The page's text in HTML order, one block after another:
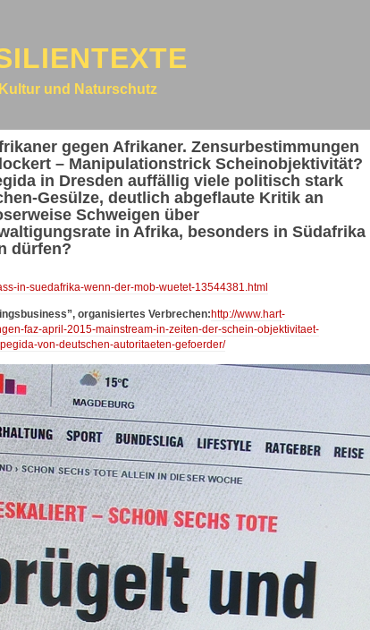
und Naturschutz
gegen Afrikaner. Zensurbestimmungen
– Manipulationstrick Scheinobjektivität?
in Dresden auffällig viele politisch stark
Gesülze, deutlich abgeflaute Kritik an
Schweigen über
in Afrika, besonders in Südafrika
dürfen?
in-suedafrika-wenn-der-mob-wuetet-13544381.html
organisiertes Verbrechen:http://www.hart-
faz-april-2015-mainstream-in-zeiten-der-schein-objektivitaet-
von-deutschen-autoritaeten-gefoerder/